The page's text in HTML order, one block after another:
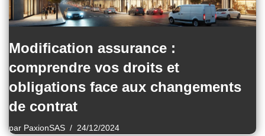
Modification assurance :
comprendre vos droits et
obligations face aux changements
de contrat
par PaxionSAS 24/12/2024